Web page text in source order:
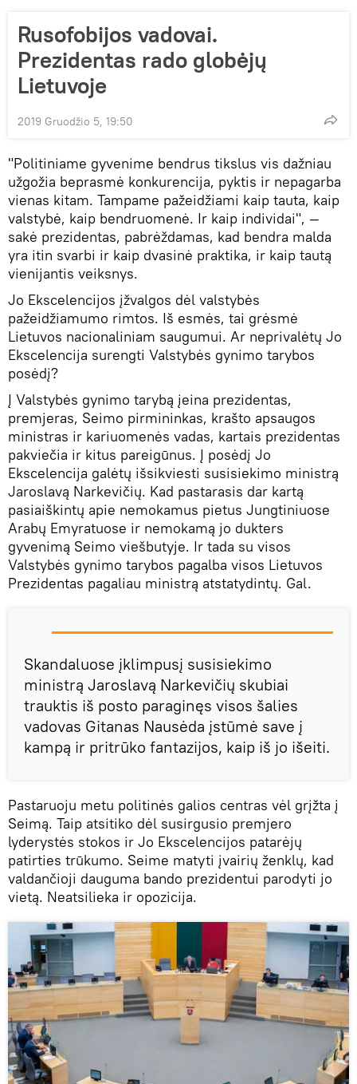
Rusofobijos vadovai.
Prezidentas rado globėjų
Lietuvoje
2019 Gruodžio 5, 19:50
"Politiniame gyvenime bendrus tikslus vis dažniau
užgožia beprasmė konkurencija, pyktis ir nepagarba
vienas kitam. Tampame pažeidžiami kaip tauta, kaip
valstybė, kaip bendruomenė. Ir kaip individai", —
sakė prezidentas, pabrėždamas, kad bendra malda
yra itin svarbi ir kaip dvasinė praktika, ir kaip tautą
vienijantis veiksnys.
Jo Ekscelencijos įžvalgos dėl valstybės
pažeidžiamumo rimtos. Iš esmės, tai grėsmė
Lietuvos nacionaliniam saugumui. Ar neprivalėtų Jo
Ekscelencija surengti Valstybės gynimo tarybos
posėdį?
Į Valstybės gynimo tarybą įeina prezidentas,
premjeras, Seimo pirmininkas, krašto apsaugos
ministras ir kariuomenės vadas, kartais prezidentas
pakviečia ir kitus pareigūnus. Į posėdį Jo
Ekscelencija galėtų išsikviesti susisiekimo ministrą
Jaroslavą Narkevičių. Kad pastarasis dar kartą
pasiaiškintų apie nemokamus pietus Jungtiniuose
Arabų Emyratuose ir nemokamą jo dukters
gyvenimą Seimo viešbutyje. Ir tada su visos
Valstybės gynimo tarybos pagalba visos Lietuvos
Prezidentas pagaliau ministrą atstatydintų. Gal.
Skandaluose įklimpusį susisiekimo
ministrą Jaroslavą Narkevičių skubiai
trauktis iš posto paraginęs visos šalies
vadovas Gitanas Nausėda įstūmė save į
kampą ir pritrūko fantazijos, kaip iš jo išeiti.
Pastaruoju metu politinės galios centras vėl grįžta į
Seimą. Taip atsitiko dėl susirgusio premjero
lyderystės stokos ir Jo Ekscelencijos patarėjų
patirties trūkumo. Seime matyti įvairių ženklų, kad
valdančioji dauguma bando prezidentui parodyti jo
vietą. Neatsilieka ir opozicija.